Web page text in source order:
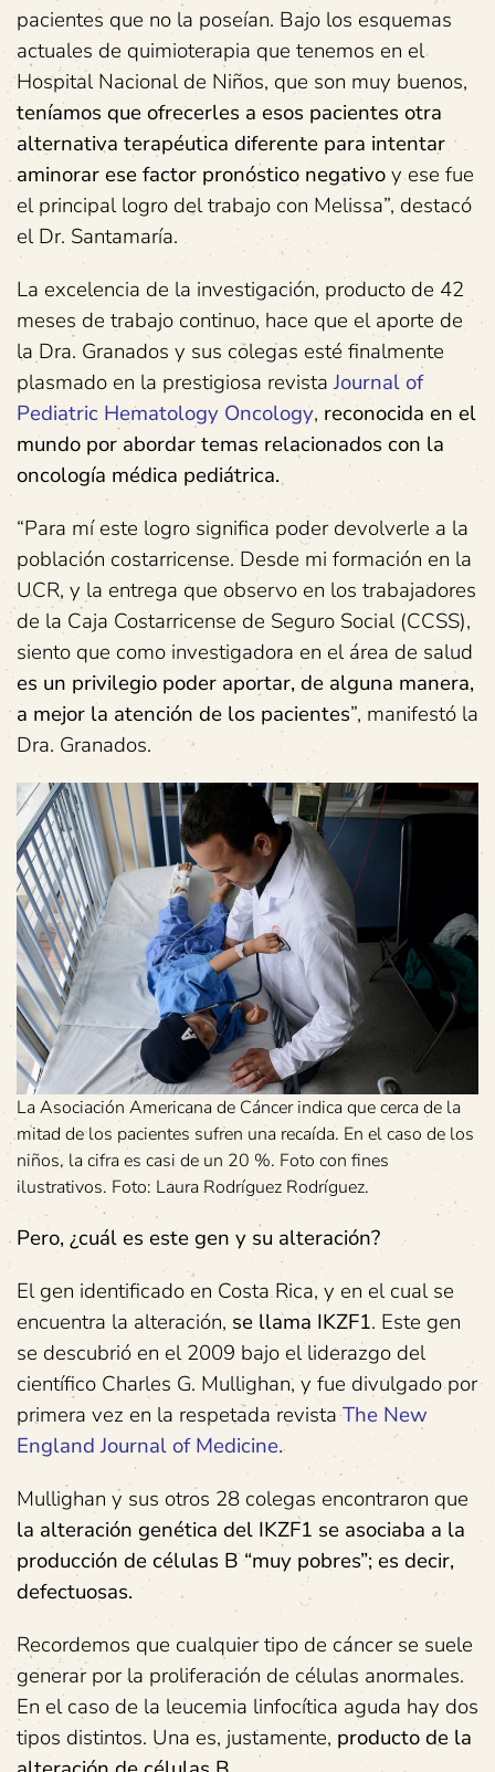
pacientes que no la poseían. Bajo los esquemas
actuales de quimioterapia que tenemos en el
Hospital Nacional de Niños, que son muy buenos,
teníamos que ofrecerles a esos pacientes otra
alternativa terapéutica diferente para intentar
aminorar ese factor pronóstico negativoy ese fue
el principal logro del trabajo con Melissa”, destacó
el Dr. Santamaría.
La excelencia de la investigación, producto de 42
meses de trabajo continuo, hace que el aporte de
la Dra. Granados y sus colegas esté finalmente
plasmado en la prestigiosa revistaJournal of
Pediatric Hematology Oncology, reconocida en el
mundo por abordar temas relacionados con la
oncología médica pediátrica.
“Para mí este logro significa poder devolverle a la
población costarricense. Desde mi formación en la
UCR, y la entrega que observo en los trabajadores
de la Caja Costarricense de Seguro Social (CCSS),
siento que como investigadora en el área de salud
es un privilegio poder aportar, de alguna manera,
a mejor la atención de los pacientes”, manifestó la
Dra. Granados.
La Asociación Americana de Cáncer indica que cerca de la
mitad de los pacientes sufren una recaída. En el caso de los
niños, la cifra es casi de un 20 %. Foto con fines
ilustrativos. Foto: Laura Rodríguez Rodríguez.
Pero, ¿cuál es este gen y su alteración?
El gen identificado en Costa Rica, y en el cual se
encuentra la alteración, se llama IKZF1. Este gen
se descubrió en el 2009 bajo el liderazgo del
científico Charles G. Mullighan, y fue divulgado por
primera vez en la respetada revistaThe New
England Journal of Medicine.
Mullighan y sus otros 28 colegas encontraron que
la alteración genética del IKZF1 se asociaba a la
producción de células B “muy pobres”; es decir,
defectuosas.
Recordemos que cualquier tipo de cáncer se suele
generar por la proliferación de células anormales.
En el caso de la leucemia linfocítica aguda hay dos
tipos distintos. Una es, justamente, producto de la